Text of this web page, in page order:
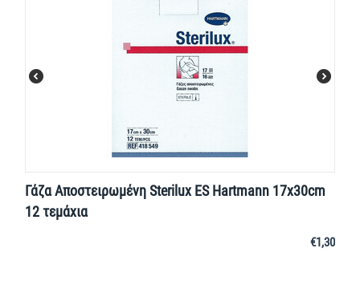
Γάζα Αποστειρωμένη Sterilux ES Hartmann 17x30cm
12 τεμάχια
€1,30